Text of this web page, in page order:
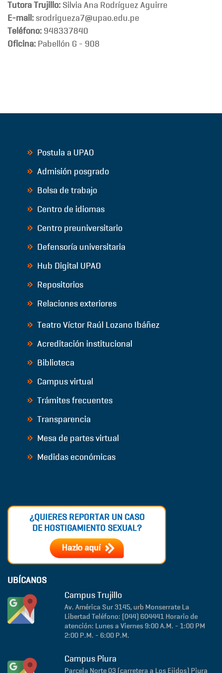
Tutora Trujillo: Silvia Ana Rodríguez Aguirre
E-mail: srodrigueza7@upao.edu.pe
Teléfono: 948337840
Oficina: Pabellón G - 908
Postula a UPAO
Admisión posgrado
Bolsa de trabajo
Centro de idiomas
Centro preuniversitario
Defensoría universitaria
Hub Digital UPAO
Repositorios
Relaciones exteriores
Teatro Víctor Raúl Lozano Ibáñez
Acreditación institucional
Biblioteca
Campus virtual
Trámites frecuentes
Transparencia
Mesa de partes virtual
Medidas económicas
¿QUIERES REPORTAR UN CASO
DE HOSTIGAMIENTO SEXUAL?
UBÍCANOS
Campus Trujillo
Av. América Sur 3145, urb Monserrate La
Libertad Teléfono: (044) 604441 Horario de
atención: Lunes a Viernes 9:00 A.M. - 1:00 PM
2:00 P.M. - 6:00 P.M.
Campus Piura
Parcela Norte 03 (carretera a Los Ejidos) Piura